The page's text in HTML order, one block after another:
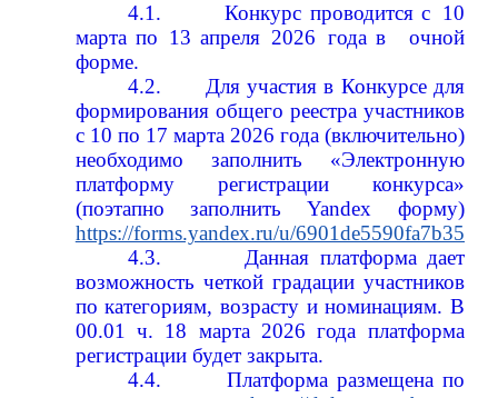
4.1.
Конкурс проводится с 10
марта по 13 апреля 2026 года в
очной
форме.
4.2.
Для участия в Конкурсе для
формирования общего реестра участников
с 10 по 17 марта 2026 года (включительно)
необходимо заполнить «Электронную
платформу регистрации конкурса»
(поэтапно заполнитьYandex форму)
https://forms.yandex.ru/u/
4.3.
Данная платформа дает
возможность четкой градации участников
по категориям, возрасту и номинациям. В
00.01 ч. 18 марта 2026 года платформа
регистрации будет закрыта.
4.4.
Платформа размещена по